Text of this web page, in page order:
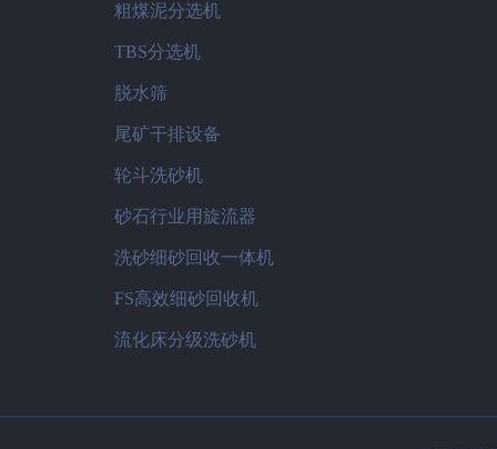
粗煤泥分选机
TBS分选机
脱水筛
尾矿干排设备
轮斗洗砂机
砂石行业用旋流器
洗砂细砂回收一体机
FS高效细砂回收机
流化床分级洗砂机